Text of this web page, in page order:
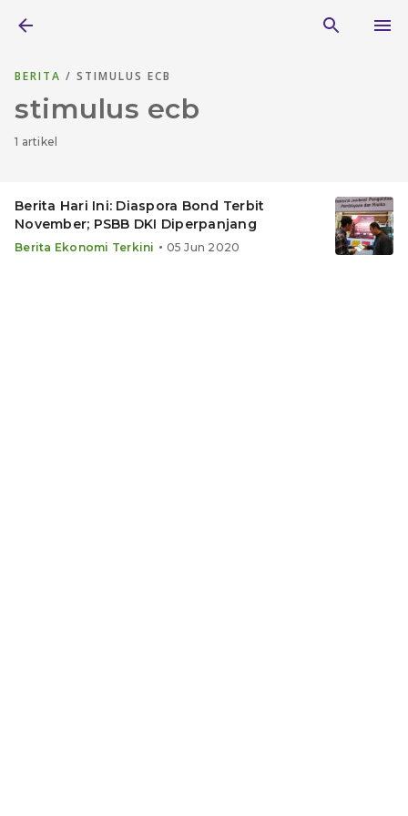
BERITA / STIMULUS ECB
stimulus ecb
1 artikel
Berita Hari Ini: Diaspora Bond Terbit
November; PSBB DKI Diperpanjang
Berita Ekonomi Terkini • 05 Jun 2020